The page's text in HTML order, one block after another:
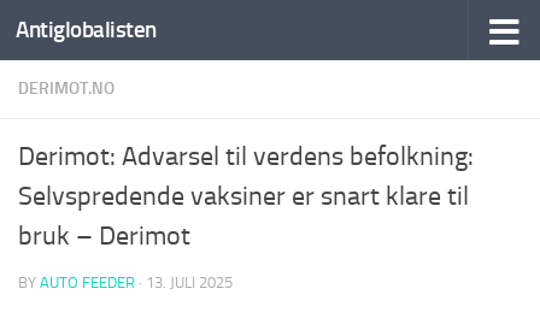
Antiglobalisten
DERIMOT.NO
Derimot: Advarsel til verdens befolkning:
Selvspredende vaksiner er snart klare til
bruk – Derimot
BY AUTO FEEDER · 13. JULI 2025